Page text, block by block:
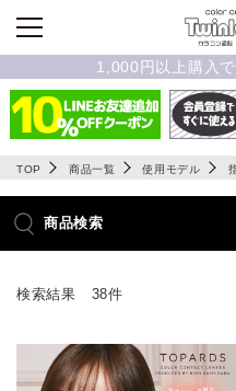
1,000円以上購入
TOP 商品一覧 使用モデル
商品検索
検索結果 38件